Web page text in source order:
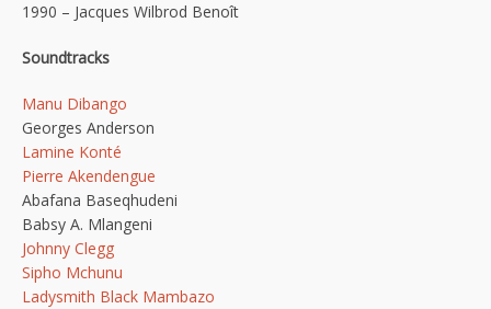
1990 – Jacques Wilbrod Benoît
Soundtracks
Manu Dibango
Georges Anderson
Lamine Konté
Pierre Akendengue
Abafana Baseqhudeni
Babsy A. Mlangeni
Johnny Clegg
Sipho Mchunu
Ladysmith Black Mambazo